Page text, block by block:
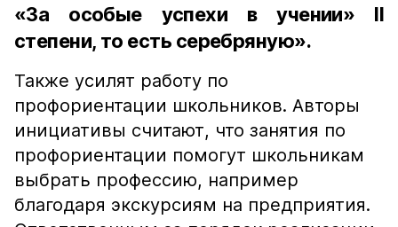
«За особые успехи в учении» II
степени, то есть серебряную».
Также усилят работу по
профориентации школьников. Авторы
инициативы считают, что занятия по
профориентации помогут школьникам
выбрать профессию, например
благодаря экскурсиям на предприятия.